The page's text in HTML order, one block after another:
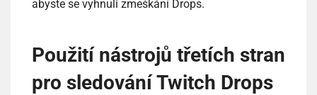
abyste se vyhnuli zmeškání Drops.
Použití nástrojů třetích stran
pro sledování Twitch Drops